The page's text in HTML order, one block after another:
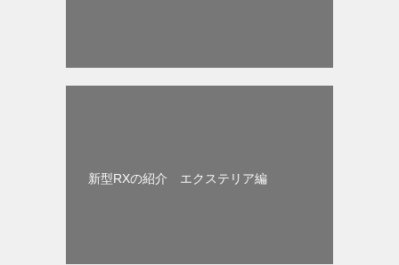
新型RXの紹介 エクステリア編